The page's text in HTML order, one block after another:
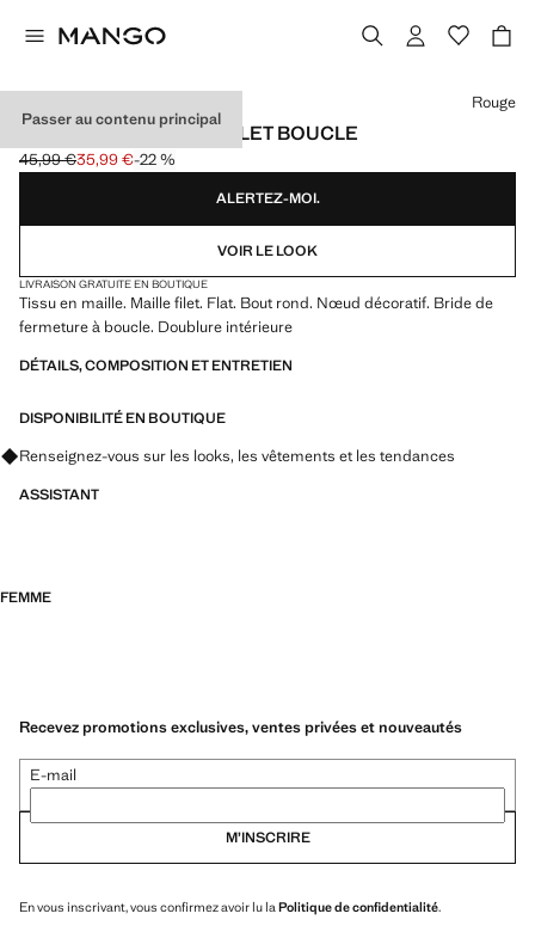
Passer au contenu principal
BALLERINES MAILLE FILET BOUCLE
Prix initial barré [45,99 € ]
45,99 €
Prix actuel [35,99 € ]
35,99 €-22 %
Choisissez une couleur
Rouge
ALERTEZ-MOI.
VOIR LE LOOK
LIVRAISON GRATUITE EN BOUTIQUE
Tissu en maille. Maille filet. Flat. Bout rond. Nœud décoratif. Bride de
fermeture à boucle. Doublure intérieure
DÉTAILS, COMPOSITION ET ENTRETIEN
DISPONIBILITÉ EN BOUTIQUE
Renseignez-vous sur les looks, les vêtements et les tendances
ASSISTANT
FEMME
Recevez promotions exclusives, ventes privées et nouveautés
E-mail
M’INSCRIRE
En vous inscrivant, vous confirmez avoir lu la Politique de confidentialité.